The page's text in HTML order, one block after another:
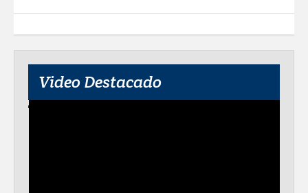
Intensificó Municipio programa de
Video Destacado